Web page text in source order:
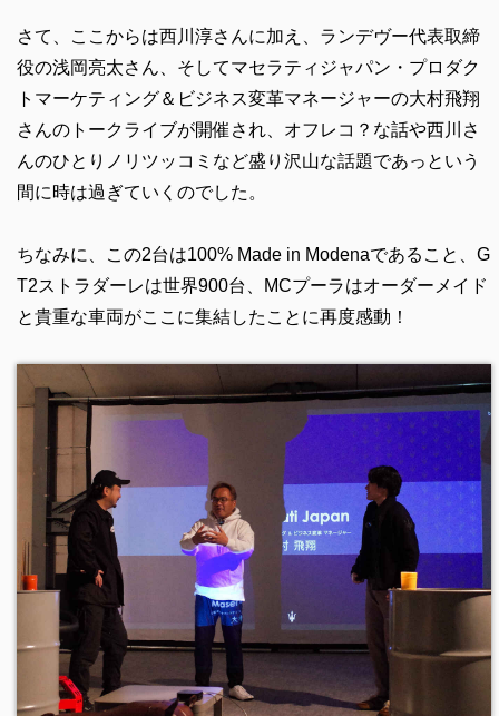
さて、ここからは西川淳さんに加え、ランデヴー代表取締
役の浅岡亮太さん、そしてマセラティジャパン・プロダク
トマーケティング＆ビジネス変革マネージャーの大村飛翔
さんのトークライブが開催され、オフレコ？な話や西川さ
んのひとりノリツッコミなど盛り沢山な話題であっという
間に時は過ぎていくのでした。
ちなみに、この2台は100% Made in Modenaであること、G
T2ストラダーレは世界900台、MCプーラはオーダーメイド
と貴重な車両がここに集結したことに再度感動！